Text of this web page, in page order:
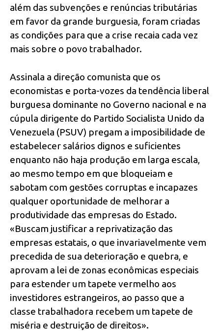
além das subvenções e renúncias tributárias
em favor da grande burguesia, foram criadas
as condições para que a crise recaia cada vez
mais sobre o povo trabalhador.
Assinala a direção comunista que os
economistas e porta-vozes da tendência liberal
burguesa dominante no Governo nacional e na
cúpula dirigente do Partido Socialista Unido da
Venezuela (PSUV) pregam a imposibilidade de
estabelecer salários dignos e suficientes
enquanto não haja produção em larga escala,
ao mesmo tempo em que bloqueiam e
sabotam com gestões corruptas e incapazes
qualquer oportunidade de melhorar a
produtividade das empresas do Estado.
«Buscam justificar a reprivatização das
empresas estatais, o que invariavelmente vem
precedida de sua deterioração e quebra, e
aprovam a lei de zonas econômicas especiais
para estender um tapete vermelho aos
investidores estrangeiros, ao passo que a
classe trabalhadora recebem um tapete de
miséria e destruição de direitos».